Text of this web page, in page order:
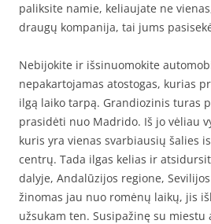
paliksite namie, keliaujate ne
draugų kompanija, tai jums
Nebijokite ir išsinuomokite
nepakartojamas atostogas, kurias
ilgą laiko tarpą. Grandiozinis turas
prasidėti nuo Madrido. Iš jo vėliau
kuris yra vienas svarbiausių šalies
centrų. Tada ilgas kelias ir
dalyje, Andalūzijos regione,
žinomas jau nuo romėnų laikų, jis
užsukam ten. Susipažinę su miestu